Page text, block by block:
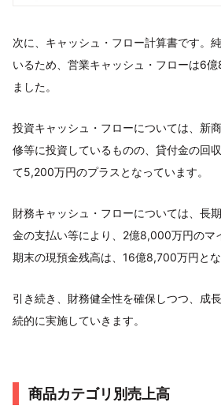
次に、キャッシュ・フロー計算書です。
いるため、営業キャッシュ・フローは6
ました。
投資キャッシュ・フローについては、新
修等に投資しているものの、貸付金の回
て5,200万円のプラスとなっています。
財務キャッシュ・フローについては、長
金の支払い等により、2億8,000万円のマ
期末の現預金残高は、16億8,700万円とな
引き続き、財務健全性を確保しつつ、成
続的に実施していきます。
商品カテゴリ別売上高